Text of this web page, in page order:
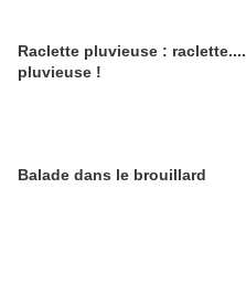
Raclette pluvieuse : raclette....
pluvieuse !
Balade dans le brouillard